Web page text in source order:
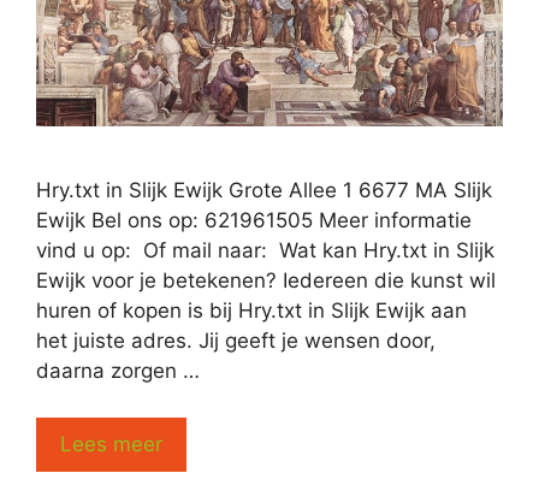
Hry.txt in Slijk Ewijk Grote Allee 1 6677 MA Slijk
Ewijk Bel ons op: 621961505 Meer informatie
vind u op: Of mail naar: Wat kan Hry.txt in Slijk
Ewijk voor je betekenen? Iedereen die kunst wil
huren of kopen is bij Hry.txt in Slijk Ewijk aan
het juiste adres. Jij geeft je wensen door,
daarna zorgen …
Lees meer